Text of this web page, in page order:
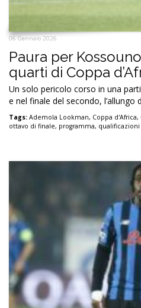
06 Gennaio 2026
Paura per
quarti di Coppa
Un solo pericolo corso in una
e nel finale del secondo, l’allungo
Tags: Ademola Lookman, Coppa d'Africa,
ottavo di finale, programma,